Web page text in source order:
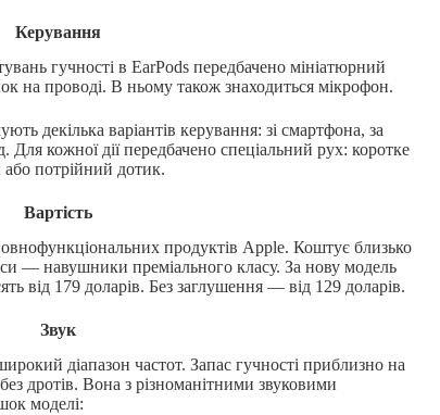
Керування
гучності в EarPods передбачено мініатюрний
на проводі. В ньому також знаходиться мікрофон.
декілька варіантів керування: зі смартфона, за
кожної дії передбачено спеціальний рух: коротке
потрійний дотик.
Вартість
продуктів Apple. Коштує близько
— навушники преміального класу. За нову модель
від 179 доларів. Без заглушення — від 129 доларів.
Звук
діапазон частот. Запас гучності приблизно на
дротів. Вона з різноманітними звуковими
моделі: